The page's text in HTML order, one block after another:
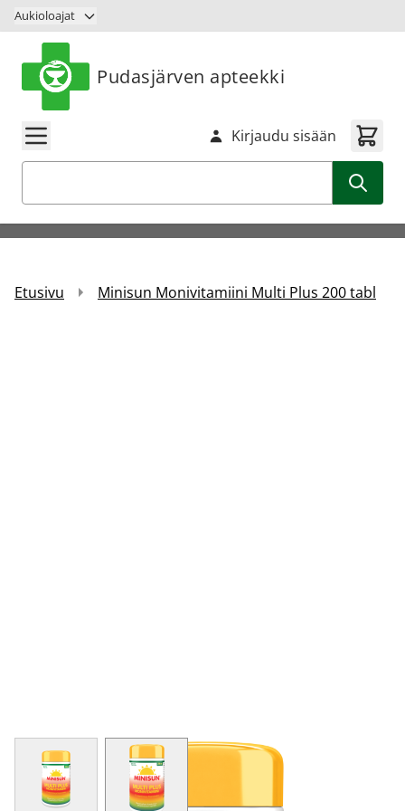
Siirry sisältöön
Aukioloajat
Pudasjärven apteekki
Kirjaudu sisään
Etusivu Minisun Monivitamiini Multi Plus 200 tabl
View larger imageView larger image